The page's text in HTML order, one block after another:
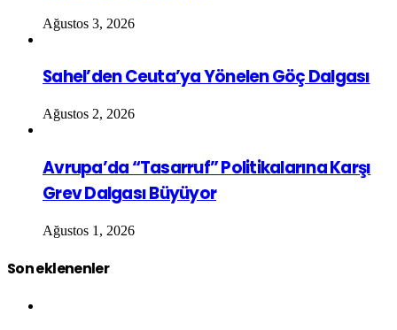
Ağustos 3, 2026
Sahel’den Ceuta’ya Yönelen Göç Dalgası
Ağustos 2, 2026
Avrupa’da “Tasarruf” Politikalarına Karşı
Grev Dalgası Büyüyor
Ağustos 1, 2026
Son eklenenler